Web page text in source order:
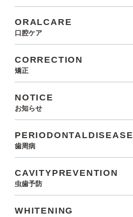
ORALCARE
口腔ケア
CORRECTION
矯正
NOTICE
お知らせ
PERIODONTALDISEASE
歯周病
CAVITYPREVENTION
虫歯予防
WHITENING